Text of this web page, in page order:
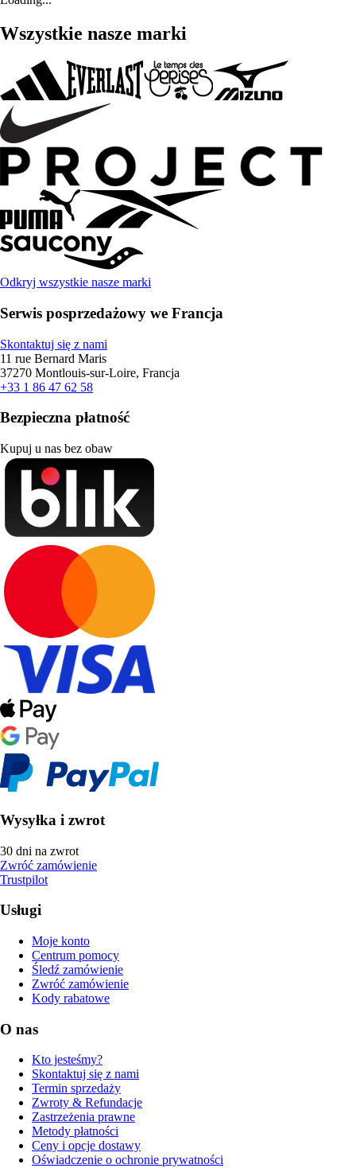
Wszystkie nasze marki
Odkryj wszystkie nasze marki
Serwis posprzedażowy we Francja
Skontaktuj się z nami
11 rue Bernard Maris
37270 Montlouis-sur-Loire, Francja
+33 1 86 47 62 58
Bezpieczna płatność
Kupuj u nas bez obaw
Wysyłka i zwrot
30 dni na zwrot
Zwróć zamówienie
Trustpilot
Usługi
Moje konto
Centrum pomocy
Śledź zamówienie
Zwróć zamówienie
Kody rabatowe
O nas
Kto jesteśmy?
Skontaktuj się z nami
Termin sprzedaży
Zwroty & Refundacje
Zastrzeżenia prawne
Metody płatności
Ceny i opcje dostawy
Oświadczenie o ochronie prywatności